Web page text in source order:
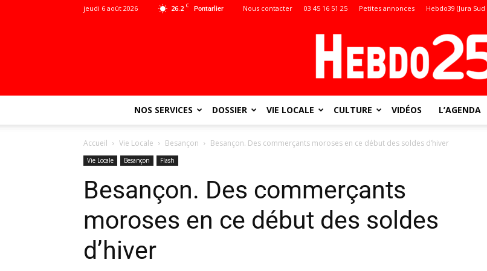
26.2 C Pontarlier
jeudi 6 août 2026 Nous contacter 03 45 16 51 25 Petites annonces Hebdo39 (Jura
NOS SERVICES DOSSIER VIE LOCALE CULTURE VIDÉOS L’AGENDA
Accueil Vie Locale Besançon Besançon. Des commerçants moroses en ce début des soldes d’hiver
Vie Locale Besançon Flash
Besançon. Des commerçants
moroses en ce début des soldes
d’hiver